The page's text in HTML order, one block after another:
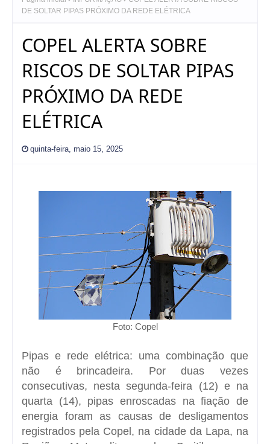
DE SOLTAR PIPAS PRÓXIMO DA REDE ELÉTRICA
COPEL ALERTA SOBRE
RISCOS DE SOLTAR PIPAS
PRÓXIMO DA REDE
ELÉTRICA
quinta-feira, maio 15, 2025
Foto: Copel
Pipas e rede elétrica: uma combinação que
não é brincadeira. Por duas vezes
consecutivas, nesta segunda-feira (12) e na
quarta (14), pipas enroscadas na fiação de
energia foram as causas de desligamentos
registrados pela Copel, na cidade da Lapa, na